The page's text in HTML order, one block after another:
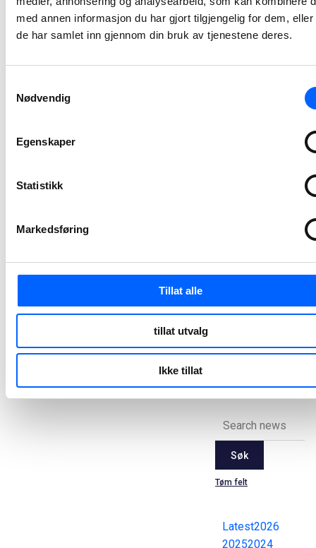
med annen informasjon du har gjort tilgjengelig for dem,
de har samlet inn gjennom din bruk av tjenestene deres.
Nødvendig
Egenskaper
Statistikk
Markedsføring
Tillat alle
tillat utvalg
Ikke tillat
NCC bygger ny
Tøyen T-
Indre Østfold kommune har inngått avtale med NCC om utvikling av Stegen renseanlegg i Askim. Utviklingsarbeidet, sammen med kommunen og prosessentreprenør, starter opp i juni i år og pågår frem til mai 2027.
Alle
Søk
Tøm felt
Latest2026
20252024